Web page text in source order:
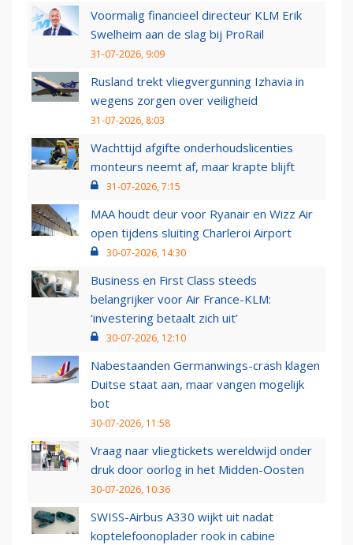
Voormalig financieel directeur KLM Erik
Swelheim aan de slag bij ProRail
31-07-2026, 9:09
Rusland trekt vliegvergunning Izhavia in
wegens zorgen over veiligheid
31-07-2026, 8:03
Wachttijd afgifte onderhoudslicenties
monteurs neemt af, maar krapte blijft
31-07-2026, 7:15
MAA houdt deur voor Ryanair en Wizz Air
open tijdens sluiting Charleroi Airport
30-07-2026, 14:30
Business en First Class steeds
belangrijker voor Air France-KLM:
‘investering betaalt zich uit’
30-07-2026, 12:10
Nabestaanden Germanwings-crash klagen
Duitse staat aan, maar vangen mogelijk
bot
30-07-2026, 11:58
Vraag naar vliegtickets wereldwijd onder
druk door oorlog in het Midden-Oosten
30-07-2026, 10:36
SWISS-Airbus A330 wijkt uit nadat
koptelefoonoplader rook in cabine